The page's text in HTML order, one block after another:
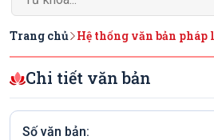
Trang chủ Hệ thống văn bản pháp
Chi tiết văn bản
Số văn bản: